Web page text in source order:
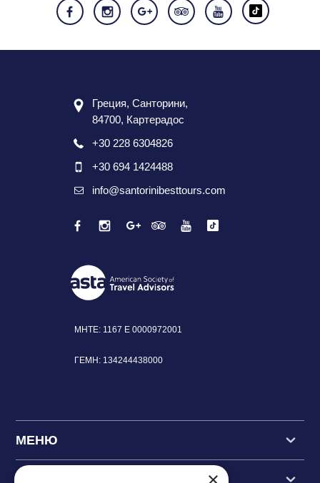
Греция, Санторини,
84700, Картерадос
+30 228 6304826
+30 694 1424488
info@santorinibesttours.com
MHTE: 1167 Ε 0000972001
ΓΕΜΗ: 134244438000
МЕНЮ